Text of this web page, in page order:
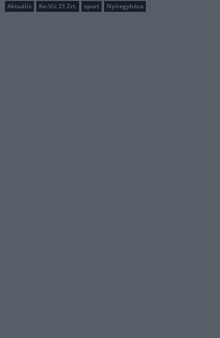
Aktuális Ke-Víz 21 Zrt. sport Nyíregyháza